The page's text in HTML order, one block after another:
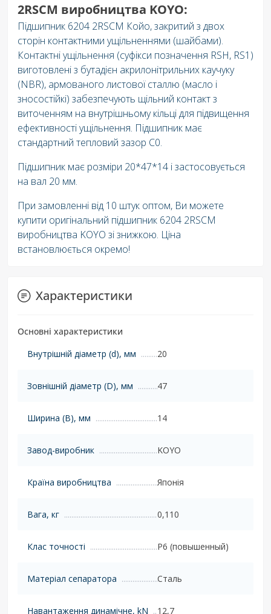
2RSCM виробництва KOYO:
Підшипник 6204 2RSCM Койо, закритий з двох
сторін контактними ущільненнями (шайбами).
Контактні ущільнення (суфікси позначення RSH, RS1)
виготовлені з бутадієн акрилонітрильних каучуку
(NBR), армованого листової сталлю (масло і
зносостійкі) забезпечують щільний контакт з
виточенням на внутрішньому кільці для підвищення
ефективності ущільнення. Підшипник має
стандартний тепловий зазор C0.
Підшипник має розміри 20*47*14 і застосовується
на вал 20 мм.
При замовленні від 10 штук оптом, Ви можете
купити оригінальний підшипник 6204 2RSCM
виробництва KOYO зі знижкою. Ціна
встановлюється окремо!
Характеристики
Основні характеристики
Внутрішній діаметр (d), мм
20
Зовнішній діаметр (D), мм 47
Ширина (B), мм 14
Завод-виробник KOYO
Країна виробництва Японія
Вага, кг 0,110
Клас точності P6 (повышенный)
Матеріал сепаратора Сталь
Навантаження динамічне, kN 12,7